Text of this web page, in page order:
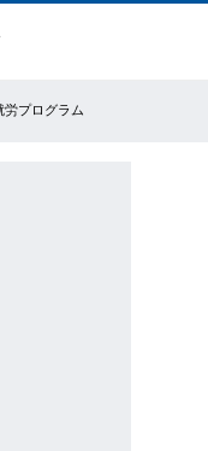
労プログラム